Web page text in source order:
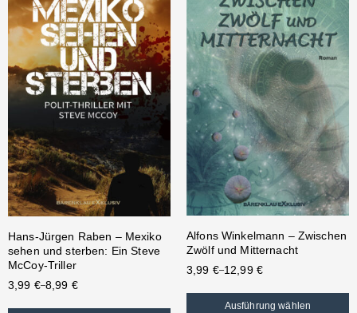
Hans-Jürgen Raben – Mexiko
sehen und sterben: Ein Steve
McCoy-Triller
3,99 €–8,99 €
Alfons Winkelmann – Zwischen
Zwölf und Mitternacht
3,99 €–12,99 €
Ausführung wählen